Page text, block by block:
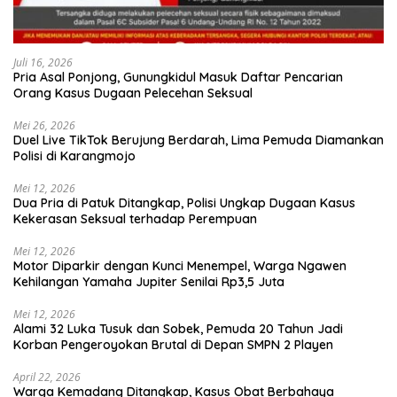
Juli 16, 2026
Pria Asal Ponjong, Gunungkidul Masuk Daftar Pencarian
Orang Kasus Dugaan Pelecehan Seksual
Mei 26, 2026
Duel Live TikTok Berujung Berdarah, Lima Pemuda Diamankan
Polisi di Karangmojo
Mei 12, 2026
Dua Pria di Patuk Ditangkap, Polisi Ungkap Dugaan Kasus
Kekerasan Seksual terhadap Perempuan
Mei 12, 2026
Motor Diparkir dengan Kunci Menempel, Warga Ngawen
Kehilangan Yamaha Jupiter Senilai Rp3,5 Juta
Mei 12, 2026
Alami 32 Luka Tusuk dan Sobek, Pemuda 20 Tahun Jadi
Korban Pengeroyokan Brutal di Depan SMPN 2 Playen
April 22, 2026
Warga Kemadang Ditangkap, Kasus Obat Berbahaya